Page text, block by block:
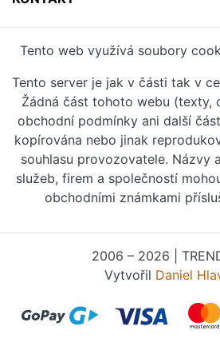
Tento web využívá soubory
Tento server je jak v části tak v
Žádná část tohoto webu (texty,
obchodní podmínky ani další
kopírována nebo jinak
souhlasu provozovatele. Názvy
služeb, firem a společností
obchodními známkami
2006 – 2026 |
Vytvořil Daniel